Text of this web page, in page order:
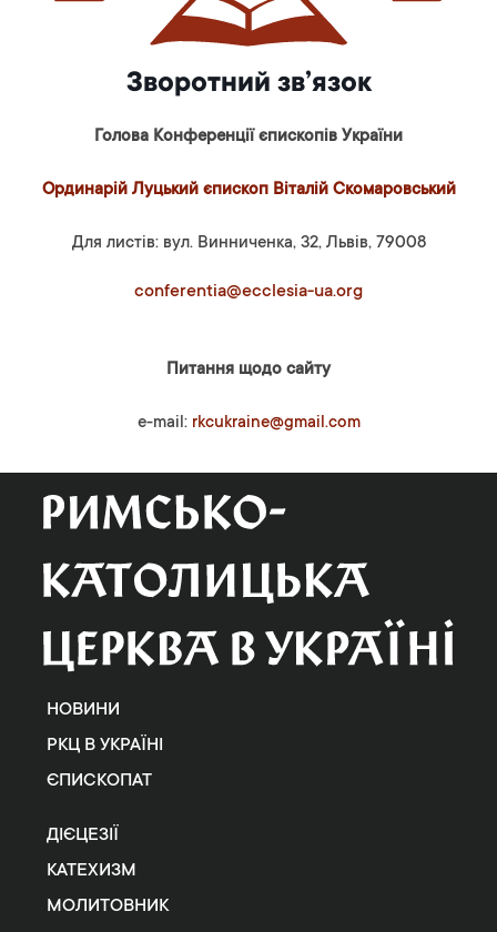
Зворотний зв’язок
Голова Конференції єпископів України
Ординарій Луцький єпископ Віталій Скомаровський
Для листів: вул. Винниченка, 32, Львів, 79008
conferentia@ecclesia-ua.org
Питання щодо сайту
e-mail: rkcukraine@gmail.com
НОВИНИ
РКЦ В УКРАЇНІ
ЄПИСКОПАТ
ДІЄЦЕЗІЇ
КАТЕХИЗМ
МОЛИТОВНИК